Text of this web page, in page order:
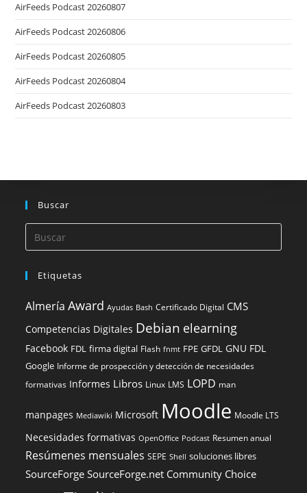
AirFeeds Podcast 20260807
AirFeeds Podcast 20260806
AirFeeds Podcast 20260805
AirFeeds Podcast 20260804
AirFeeds Podcast 20260803
Buscar
Etiquetas
Almería Award Ayudas Bash Certificado Digital CMS
Competencias Digitales Debian elearning
Facebook FDL firma digital Flash fnmt FPE GFDL GNU FDL
Google Informe de prospección y detección de necesidades
formativas Informes Libros Linux LMS LOPD man
manpages Mediawiki Microsoft Moodle Moodle LTS
Necesidades formativas OpenOffice Podcast Resumen anual
Resúmenes mensuales SEPE Shell soluciones libres
SourceForge SourceForge.net Community Choice